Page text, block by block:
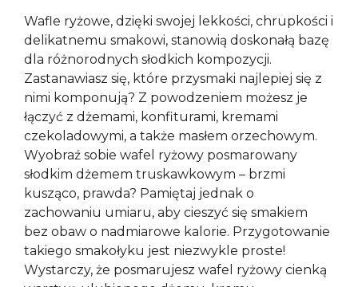
Wafle ryżowe, dzięki swojej lekkości, chrupkości i
delikatnemu smakowi, stanowią doskonałą bazę
dla różnorodnych słodkich kompozycji.
Zastanawiasz się, które przysmaki najlepiej się z
nimi komponują? Z powodzeniem możesz je
łączyć z dżemami, konfiturami, kremami
czekoladowymi, a także masłem orzechowym.
Wyobraź sobie wafel ryżowy posmarowany
słodkim dżemem truskawkowym – brzmi
kusząco, prawda? Pamiętaj jednak o
zachowaniu umiaru, aby cieszyć się smakiem
bez obaw o nadmiarowe kalorie. Przygotowanie
takiego smakołyku jest niezwykle proste!
Wystarczy, że posmarujesz wafel ryżowy cienką